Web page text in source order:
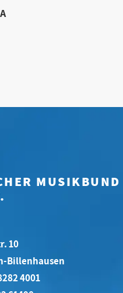
MUSIKBUND
10
Billenhausen
4001